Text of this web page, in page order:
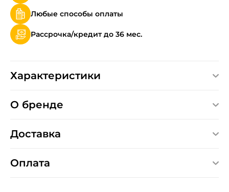
Любые способы оплаты
Рассрочка/кредит до 36 мес.
Характеристики
О бренде
Доставка
Оплата